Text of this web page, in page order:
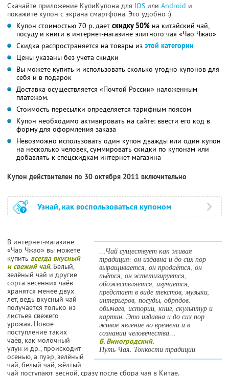
Скачайте приложение КупиКупона для IOS или Android и
покажите купон с экрана смартфона. Это удобно :)
Купон стоимостью 70 р. дает скидку 50% на китайский чай,
посуду и книги в интернет-магазине элитного чая «Чао Чжао»
Скидка распространяется на товары из этой категории
Цены указаны без учета скидки
Вы можете купить и использовать сколько угодно купонов для
себя и в подарок
Доставка осуществляется «Почтой России» наложенным
платежом.
Стоимость пересылки определяется тарифным поясом
Купон необходимо активировать на сайте: ввести его код в
форму для оформления заказа
Невозможно использовать один купон дважды или один купон
на несколько человек, суммировать скидки по купонам или
добавлять к спецскидкам интернет-магазина
Купон действителен по 30 октября 2011 включительно
Узнай, как воспользоваться купоном
…Чай существует как живая
традиция: он издавна и до сих пор
выращивается, он продаётся, он
пьётся, он эстетизируется,
обожествляется, изучается,
предстает в виде текстов, музыки,
интерьеров, посуды, обрядов,
обычаев, истории, книг, скульптур и
картин. Это издавна и до сих пор
живое явление во времени и в
сознании человечества…
Б. Виногродский.
Путь Чая. Тонкости традиции
В интернет-магазине
«Чао Чжао» вы можете
купить всегда вкусный
и свежий чай. Белый,
зелёный чай и другие
сорта весенних чаёв
хранятся менее двух
лет, ведь вкусный чай
получается только из
листьев свежего
урожая. Новое
поступление таких
чаёв, как молочный
улун и др., происходит
осенью, а пуэр, зелёный
чай, белый чай, жёлтый
чай поступают весной, сразу после сбора чая в Китае.